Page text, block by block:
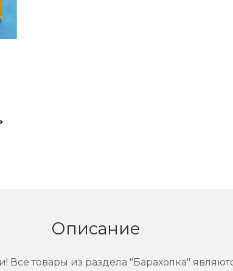
Описание
Все товары из раздела "Барахолка"